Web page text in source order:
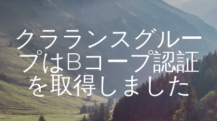
クラランスグルー
プはBコープ認証
を取得しました